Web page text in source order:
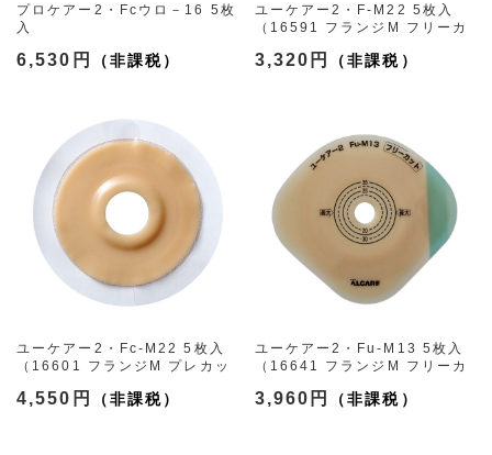
プロケアー2・Fcウロ－16 5枚
入
カット16mm）
6,530円
ユーケアー2・F-M22 5枚入
（16591 フランジM フリーカ
3,320円
ユーケアー2・Fc-M22 5枚入
（16601 フランジM プレカッ
4,550円
ユーケアー2・Fu-M13 5枚入
（16641 フランジM フリーカ
3,960円